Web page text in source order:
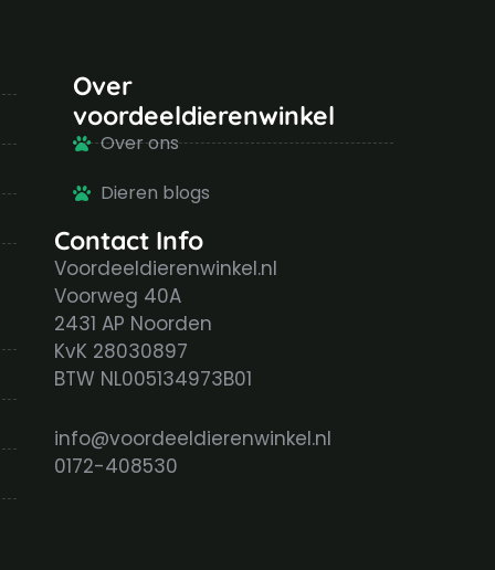
Over
voordeeldierenwinkel
Over ons
Dieren blogs
Contact Info
Voordeeldierenwinkel.nl
Voorweg 40A
2431 AP Noorden
KvK 28030897
BTW NL005134973B01
info@voordeeldierenwinkel.nl
0172-408530